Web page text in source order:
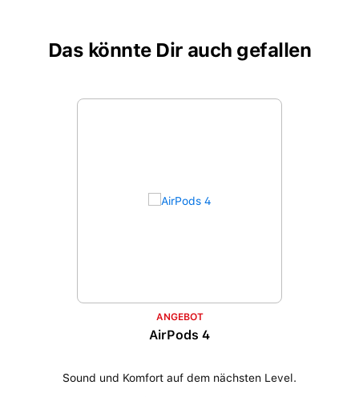
Das könnte Dir auch gefallen
Produktgalerie überspringen
ANGEBOT
AirPods 4
Sound und Komfort auf dem nächsten Level.